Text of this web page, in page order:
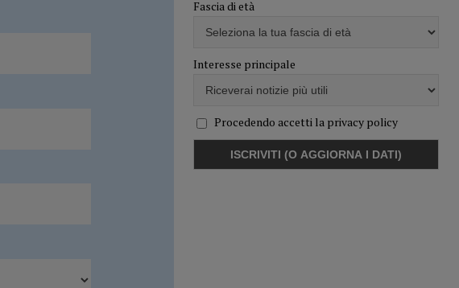
Fascia di età
Interesse principale
Procedendo accetti la privacy policy